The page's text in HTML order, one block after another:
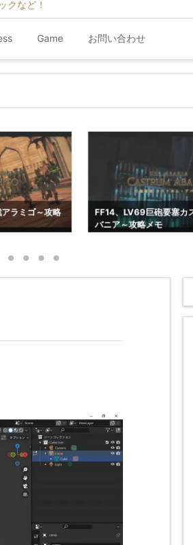
クなど！
Game お問い合わせ
ラミゴ～攻略 FF14、LV69巨砲要塞カ
バニア～攻略メモ